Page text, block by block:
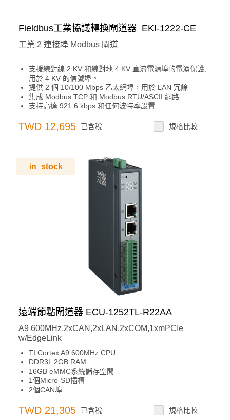
Fieldbus工業協議轉換閘道器 EKI-1222-CE
工業 2 連接埠 Modbus 閘道
支援線對線 2 KV 和線對地 4 KV 直流電源埠的電湧保護;
用於 4 KV 的信號埠。
提供 2 個 10/100 Mbps 乙太網埠，用於 LAN 冗餘
集成 Modbus TCP 和 Modbus RTU/ASCII 網路
支持高達 921.6 kbps 和任何波特率設置
Modbus從模式下支援32個會話。
軟體可選RS-232/422/485通信
安裝在 DIN 導軌和壁掛支架上
內置 15 KV ESD 保護，適用於所有串行信號
自動 RS-485 數據流控制
TWD 12,695 已含稅 規格比較
in_stock
遠端節點閘道器 ECU-1252TL-R22AA
A9 600MHz,2xCAN,2xLAN,2xCOM,1xmPCIe
w/EdgeLink
TI Cortex A9 600MHz CPU
DDR3L 2GB RAM
16GB eMMC系統儲存空間
1個Micro-SD插槽
2個CAN埠
2個1000 Base-T乙太網埠
1個Mini-PCIe插槽，支援WIFI/Cellular/4G
TWD 21,305 已含稅 規格比較